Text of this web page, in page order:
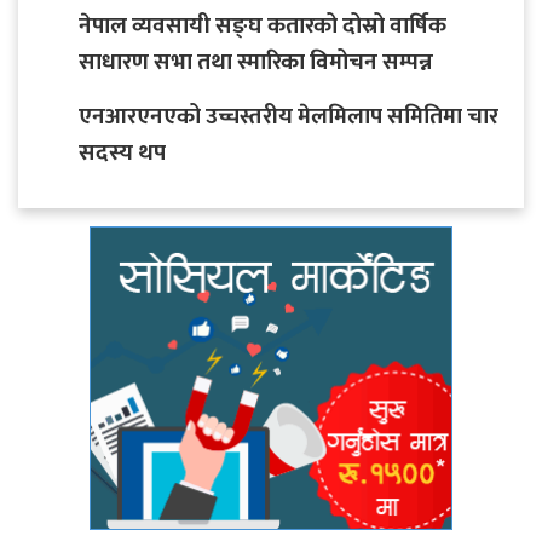
नेपाल व्यवसायी सङ्घ कतारको दोस्रो वार्षिक
साधारण सभा तथा स्मारिका विमोचन सम्पन्न
एनआरएनएको उच्चस्तरीय मेलमिलाप समितिमा चार
सदस्य थप